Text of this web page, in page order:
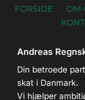
FORSIDE OM
Andreas
Din betroede
skat i Danmark.
Vi hjælper